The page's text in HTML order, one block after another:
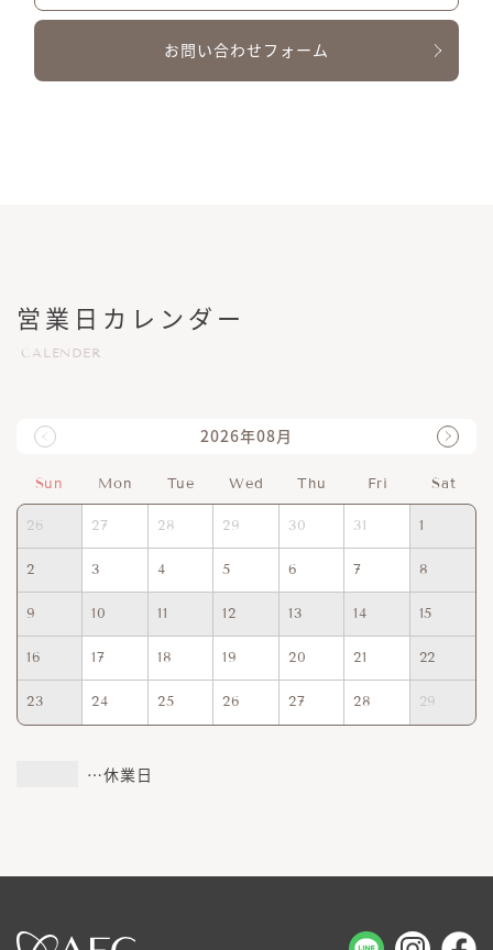
お問い合わせフォーム
営業日カレンダー
CALENDER
2026年08月
Sun Mon Tue Wed Thu Fri Sat
26 27 28 29 30 31 1
2 3 4 5 6 7 8
9 10 11 12 13 14 15
16 17 18 19 20 21 22
23 24 25 26 27 28 29
…休業日